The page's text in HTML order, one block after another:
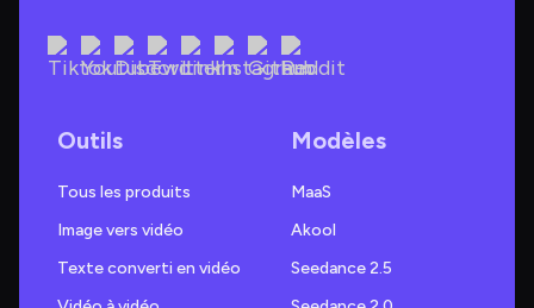
Outils
Tous les produits
Image vers vidéo
Texte converti en vidéo
Modèles
MaaS
Akool
Seedance 2.5